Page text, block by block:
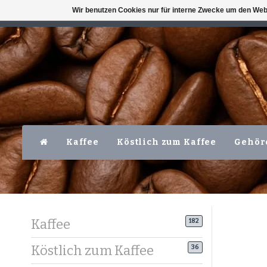
VERFÜGBAR MO-FR VOR 16 UHR
Kaffee Köstlich zum Kaffee
Kaffee 182
Köstlich zum Kaffee 36
Wir benutzen Cookies nur für interne Zwecke um den